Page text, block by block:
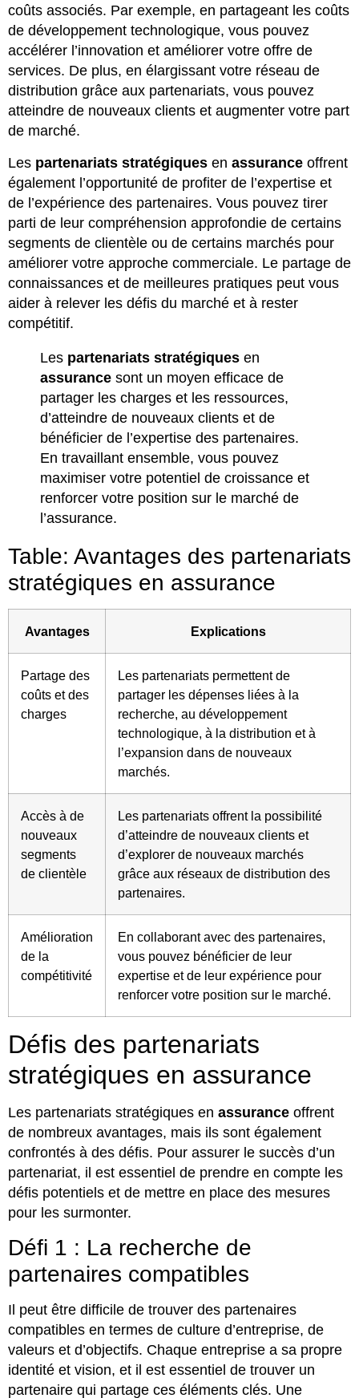
coûts associés. Par exemple, en partageant les coûts
de développement technologique, vous pouvez
accélérer l’innovation et améliorer votre offre de
services. De plus, en élargissant votre réseau de
distribution grâce aux partenariats, vous pouvez
atteindre de nouveaux clients et augmenter votre part
de marché.
Les partenariats stratégiques en assurance offrent
également l’opportunité de profiter de l’expertise et
de l’expérience des partenaires. Vous pouvez tirer
parti de leur compréhension approfondie de certains
segments de clientèle ou de certains marchés pour
améliorer votre approche commerciale. Le partage de
connaissances et de meilleures pratiques peut vous
aider à relever les défis du marché et à rester
compétitif.
Les partenariats stratégiques en
assurance sont un moyen efficace de
partager les charges et les ressources,
d’atteindre de nouveaux clients et de
bénéficier de l’expertise des partenaires.
En travaillant ensemble, vous pouvez
maximiser votre potentiel de croissance et
renforcer votre position sur le marché de
l’assurance.
Table: Avantages des partenariats
stratégiques en assurance
Avantages Explications
Partage des
coûts et des
charges
Les partenariats permettent de
partager les dépenses liées à la
recherche, au développement
technologique, à la distribution et à
l’expansion dans de nouveaux
marchés.
Accès à de
nouveaux
segments
de clientèle
Les partenariats offrent la possibilité
d’atteindre de nouveaux clients et
d’explorer de nouveaux marchés
grâce aux réseaux de distribution des
partenaires.
Amélioration
de la
compétitivité
En collaborant avec des partenaires,
vous pouvez bénéficier de leur
expertise et de leur expérience pour
renforcer votre position sur le marché.
Défis des partenariats
stratégiques en assurance
Les partenariats stratégiques en assurance offrent
de nombreux avantages, mais ils sont également
confrontés à des défis. Pour assurer le succès d’un
partenariat, il est essentiel de prendre en compte les
défis potentiels et de mettre en place des mesures
pour les surmonter.
Défi 1 : La recherche de
partenaires compatibles
Il peut être difficile de trouver des partenaires
compatibles en termes de culture d’entreprise, de
valeurs et d’objectifs. Chaque entreprise a sa propre
identité et vision, et il est essentiel de trouver un
partenaire qui partage ces éléments clés. Une